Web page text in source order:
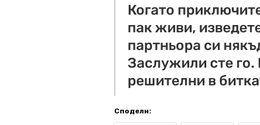
Когато
пак живи,
партньора си
Заслужили сте го.
решителни в
Сподели: